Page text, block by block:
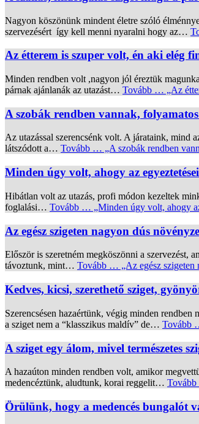
Nagyon köszönünk mindent életre szóló
szervezésért így kell menni nyaralni hogy az…
Az étterem is szuper volt, én aki elég
Minden rendben volt ,nagyon jól éreztük
párnak ajánlanák az utazást… Tovább … „Az
A szobák rendben vannak,
Az utazással szerencsénk volt. A járataink, mind
látszódott a… Tovább … „A szobák rendben
Minden úgy volt, ahogy az
Hibátlan volt az utazás, profi módon kezeltek
foglalási… Tovább … „Minden úgy volt, ahogy
Az egész szigeten nagyon dús
Először is szeretném megköszönni a szervezést,
távoztunk, mint… Tovább … „Az egész
Kedves, kicsi, szerethető sziget,
Szerencsésen hazaértünk, végig minden
a sziget nem a “klasszikus maldív” de… Tovább
A sziget egy álom, mivel természetes
A hazaúton minden rendben volt, amikor
medencéztünk, aludtunk, korai reggelit…
Örülünk, hogy a medencés bungalót